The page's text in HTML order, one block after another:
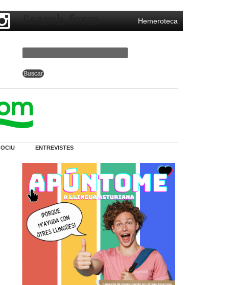
Hemeroteca
Search form
OCIU ENTREVISTES